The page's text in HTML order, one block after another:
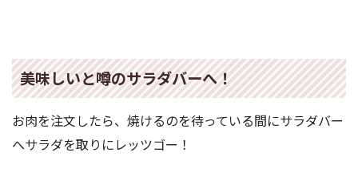
美味しいと噂のサラダバーへ！
お肉を注文したら、焼けるのを待っている間にサラダバー
へサラダを取りにレッツゴー！